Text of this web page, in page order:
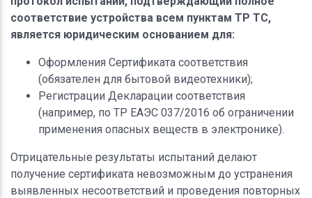
соответствие устройства всем пунктам ТР ТС,
является юридическим основанием для:
Оформления Сертификата соответствия
(обязателен для бытовой видеотехники);
Регистрации Декларации соответствия
(например, по ТР ЕАЭС 037/2016 об ограничении
применения опасных веществ в электронике).
Отрицательные результаты испытаний делают
получение сертификата невозможным до устранения
выявленных несоответствий и проведения повторных